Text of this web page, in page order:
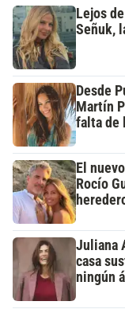
Lejos
Señuk,
Desde
Martín
falta de
El
Rocío
Juliana
casa
ningún